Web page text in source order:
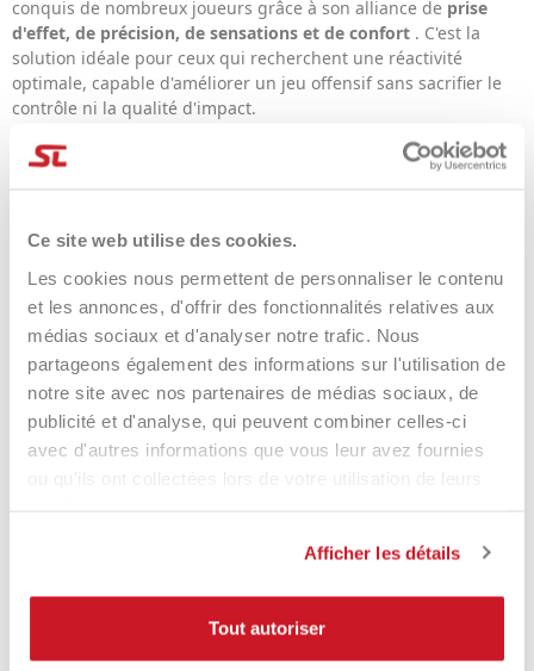
Ce site web utilise des cookies.
Les cookies nous permettent de personnaliser le contenu
et les annonces, d'offrir des fonctionnalités relatives aux
médias sociaux et d'analyser notre trafic. Nous
partageons également des informations sur l'utilisation de
notre site avec nos partenaires de médias sociaux, de
publicité et d'analyse, qui peuvent combiner celles-ci
avec d'autres informations que vous leur avez fournies
Afficher les détails
Tout autoriser
conquis de nombreux joueurs grâce à son alliance de prise
d'effet, de précision, de sensations et de confort . C'est la
solution idéale pour ceux qui recherchent une réactivité
optimale, capable d'améliorer un jeu offensif sans sacrifier le
contrôle ni la qualité d'impact.
Si vous recherchez une
capable de vous
accompagner avec fiabilité lors des échanges les plus intenses,
FAQ - Visite de Solinco
Bite
Quel type de corde est la Solinco
Tour Bite ?
aux personnes recherchant des
sensations fortes ?